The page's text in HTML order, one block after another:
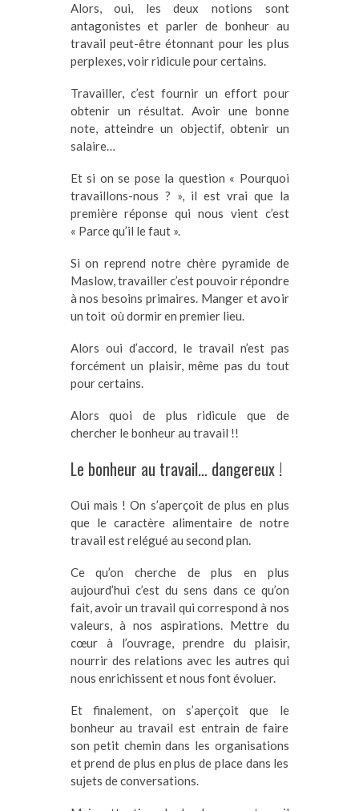
Alors, oui, les deux notions sont
antagonistes et parler de bonheur au
travail peut-être étonnant pour les plus
perplexes, voir ridicule pour certains.
Travailler, c’est fournir un effort pour
obtenir un résultat. Avoir une bonne
note, atteindre un objectif, obtenir un
salaire…
Et si on se pose la question « Pourquoi
travaillons-nous ? », il est vrai que la
première réponse qui nous vient c’est
« Parce qu’il le faut ».
Si on reprend notre chère pyramide de
Maslow, travailler c’est pouvoir répondre
à nos besoins primaires. Manger et avoir
un toit où dormir en premier lieu.
Alors oui d’accord, le travail n’est pas
forcément un plaisir, même pas du tout
pour certains.
Alors quoi de plus ridicule que de
chercher le bonheur au travail !!
Le bonheur au travail… dangereux !
Oui mais ! On s’aperçoit de plus en plus
que le caractère alimentaire de notre
travail est relégué au second plan.
Ce qu’on cherche de plus en plus
aujourd’hui c’est du sens dans ce qu’on
fait, avoir un travail qui correspond à nos
valeurs, à nos aspirations. Mettre du
cœur à l’ouvrage, prendre du plaisir,
nourrir des relations avec les autres qui
nous enrichissent et nous font évoluer.
Et finalement, on s’aperçoit que le
bonheur au travail est entrain de faire
son petit chemin dans les organisations
et prend de plus en plus de place dans les
sujets de conversations.